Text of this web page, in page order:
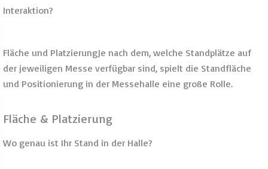
verfügbar sind, spielt die Standfläche und Positionierung in
Individuelle Anpassungen
Jeder Messestand ist einzigartig – entsprechend Ihren
danach, wie umfangreich Ihr Entwurf ist.
Jeder Stand-Typ hat seine Stärken, und die richtige Wahl